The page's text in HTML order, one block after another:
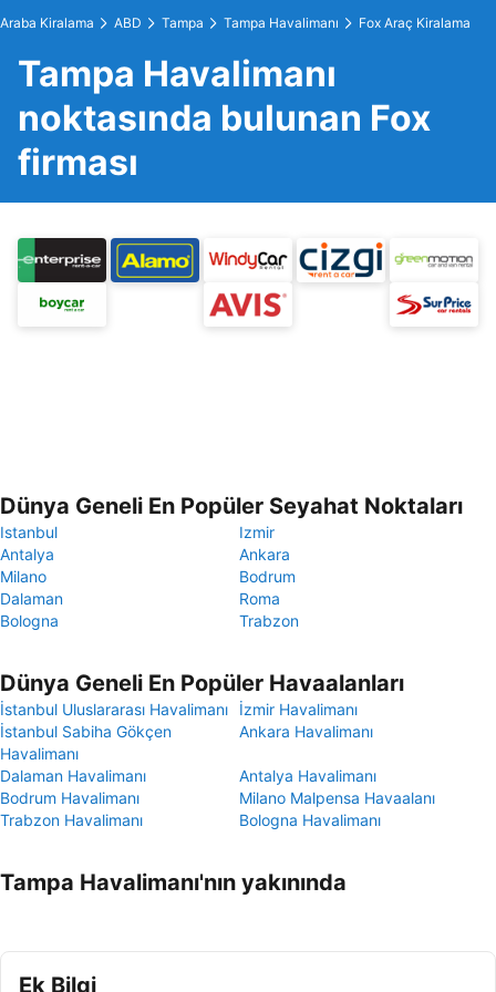
Araba Kiralama ABD Tampa Tampa Havalimanı Fox Araç Kiralama
Tampa Havalimanı
noktasında bulunan Fox
firması
Dünya Geneli En Popüler Seyahat Noktaları
Istanbul
Izmir
Antalya
Ankara
Milano
Bodrum
Dalaman
Roma
Bologna
Trabzon
Dünya Geneli En Popüler Havaalanları
İstanbul Uluslararası Havalimanı
İzmir Havalimanı
İstanbul Sabiha Gökçen
Havalimanı
Ankara Havalimanı
Dalaman Havalimanı
Antalya Havalimanı
Bodrum Havalimanı
Milano Malpensa Havaalanı
Trabzon Havalimanı
Bologna Havalimanı
Tampa Havalimanı'nın yakınında
Ek Bilgi